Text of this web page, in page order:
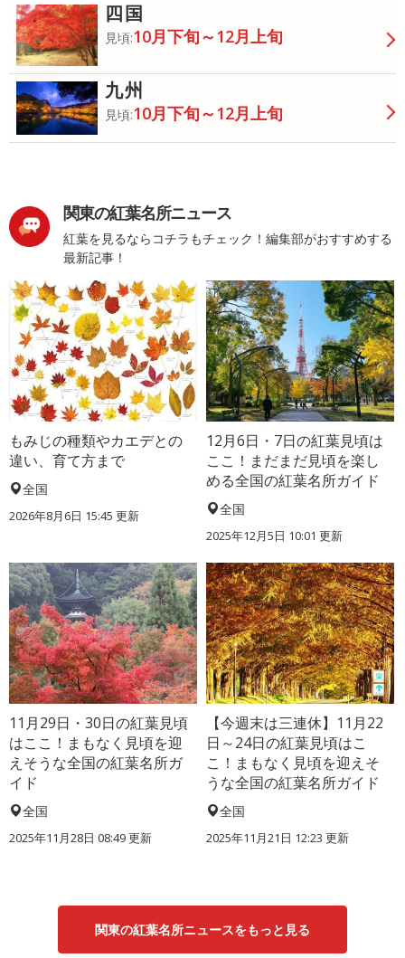
四国
見頃:10月下旬～12月上旬
九州
見頃:10月下旬～12月上旬
関東の紅葉名所ニュース
紅葉を見るならコチラもチェック！編集部がおすすめする
最新記事！
もみじの種類やカエデとの
違い、育て方まで
全国
2026年8月6日 15:45 更新
12月6日・7日の紅葉見頃は
ここ！まだまだ見頃を楽し
める全国の紅葉名所ガイド
全国
2025年12月5日 10:01 更新
11月29日・30日の紅葉見頃
はここ！まもなく見頃を迎
えそうな全国の紅葉名所ガ
イド
全国
2025年11月28日 08:49 更新
【今週末は三連休】11月22
日～24日の紅葉見頃はこ
こ！まもなく見頃を迎えそ
うな全国の紅葉名所ガイド
全国
2025年11月21日 12:23 更新
関東の紅葉名所ニュースをもっと見る